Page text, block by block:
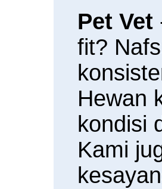
Pet Vet
fit?
Hewan
kondisi
Kami